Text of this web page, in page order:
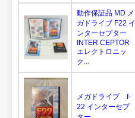
動作保証品 MD メ
ガドライブ F22 イ
ンターセプター
INTER CEPTOR
エレクトロニッ
ク...
メガドライブ f-
22 インターセプ